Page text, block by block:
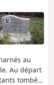
au
Au départ
tombés